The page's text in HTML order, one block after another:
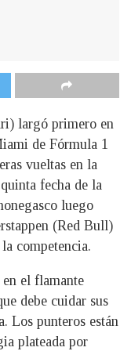
largó primero en
de Fórmula 1
vueltas en la
fecha de la
luego
(Red Bull)
competencia.
el flamante
debe cuidar sus
Los punteros están
plateada por